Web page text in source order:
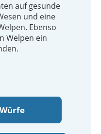
auf gesunde
und eine
Ebenso
Welpen ein